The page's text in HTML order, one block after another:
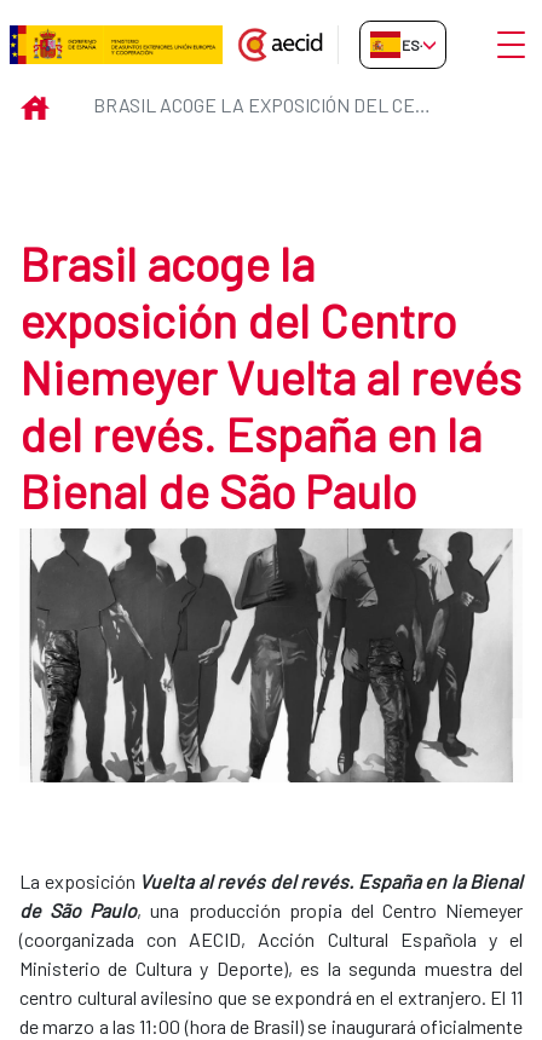
Saltar al contenido principal
Brasil acoge la exposición del
ES-ES Abrir
INICIO BRASIL ACOGE LA EXPOSICIÓN DEL CENTRO NIEMEYER VUELTA AL REVÉS DEL REVÉS. ESPAÑA EN LA BIENAL DE SÃO PAULO
Brasil acoge la
exposición del Centro
Niemeyer Vuelta al revés
del revés. España en la
Bienal de São Paulo
La exposición Vuelta al revés del revés. España en la Bienal
de São Paulo, una producción propia del Centro Niemeyer
(coorganizada con AECID, Acción Cultural Española y el
Ministerio de Cultura y Deporte), es la segunda muestra del
centro cultural avilesino que se expondrá en el extranjero. El 11
de marzo a las 11:00 (hora de Brasil) se inaugurará oficialmente